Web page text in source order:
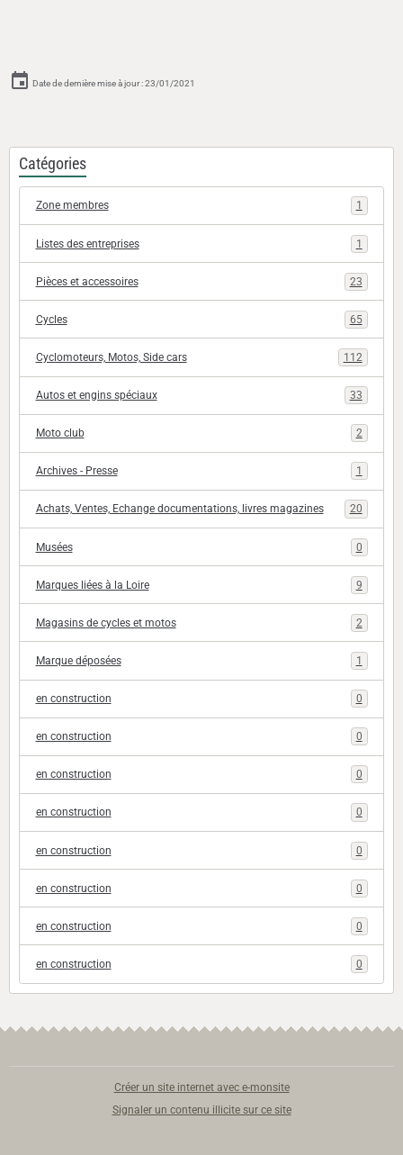
Date de dernière mise à jour : 23/01/2021
Catégories
Zone membres 1
Listes des entreprises 1
Pièces et accessoires 23
Cycles 65
Cyclomoteurs, Motos, Side cars 112
Autos et engins spéciaux 33
Moto club 2
Archives - Presse 1
Achats, Ventes, Echange documentations, livres magazines 20
Musées 0
Marques liées à la Loire 9
Magasins de cycles et motos 2
Marque déposées 1
en construction 0
en construction 0
en construction 0
en construction 0
en construction 0
en construction 0
en construction 0
en construction 0
Créer un site internet avec e-monsite
Signaler un contenu illicite sur ce site